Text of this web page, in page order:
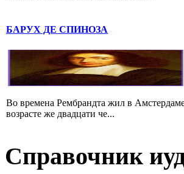
БАРУХ ДЕ СПИНОЗА
Во времена Рембрандта жил в
возрасте же двадцати че...
Справочник